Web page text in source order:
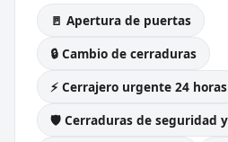
🚪 Apertura de puertas
🔒 Cambio de cerraduras
⚡ Cerrajero urgente 24 horas
🛡️ Cerraduras de seguridad